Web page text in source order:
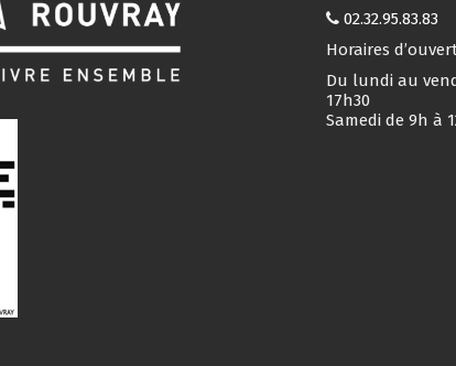
02.32.95.83.83
Horaires
Du lundi au
17h30
Samedi de 9h à